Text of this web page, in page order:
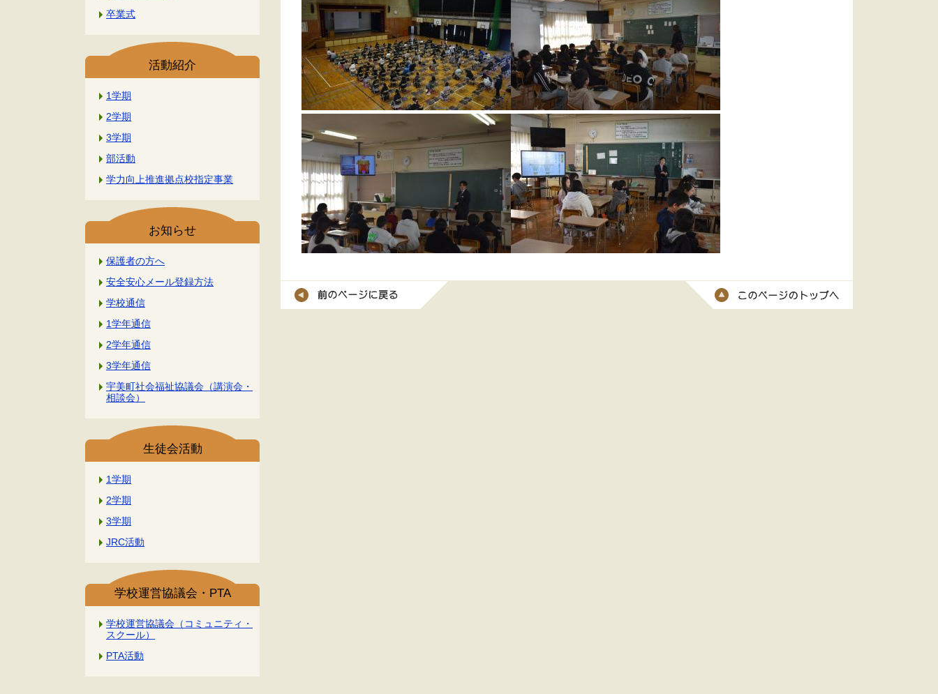
卒業式
活動紹介
1学期
2学期
3学期
部活動
学力向上推進拠点校指定事業
お知らせ
保護者の方へ
安全安心メール登録方法
学校通信
1学年通信
2学年通信
3学年通信
宇美町社会福祉協議会（講演会・
相談会）
生徒会活動
1学期
2学期
3学期
JRC活動
学校運営協議会・PTA
学校運営協議会（コミュニティ・
スクール）
PTA活動